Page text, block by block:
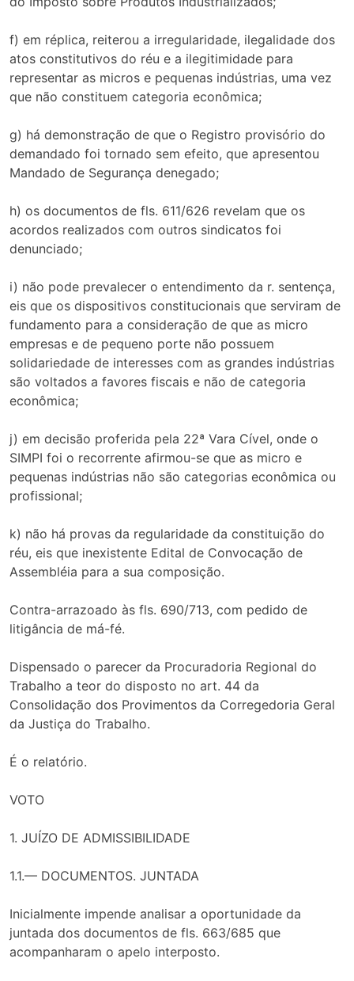
f) em réplica, reiterou a irregularidade, ilegalidade dos
atos constitutivos do réu e a ilegitimidade para
representar as micros e pequenas indústrias, uma vez
que não constituem categoria econômica;
g) há demonstração de que o Registro provisório do
demandado foi tornado sem efeito, que apresentou
Mandado de Segurança denegado;
h) os documentos de fls. 611/626 revelam que os
acordos realizados com outros sindicatos foi
denunciado;
i) não pode prevalecer o entendimento da r. sentença,
eis que os dispositivos constitucionais que serviram de
fundamento para a consideração de que as micro
empresas e de pequeno porte não possuem
solidariedade de interesses com as grandes indústrias
são voltados a favores fiscais e não de categoria
econômica;
j) em decisão proferida pela 22ª Vara Cível, onde o
SIMPI foi o recorrente afirmou-se que as micro e
pequenas indústrias não são categorias econômica ou
profissional;
k) não há provas da regularidade da constituição do
réu, eis que inexistente Edital de Convocação de
Assembléia para a sua composição.
Contra-arrazoado às fls. 690/713, com pedido de
litigância de má-fé.
Dispensado o parecer da Procuradoria Regional do
Trabalho a teor do disposto no art. 44 da
Consolidação dos Provimentos da Corregedoria Geral
da Justiça do Trabalho.
É o relatório.
VOTO
1. JUÍZO DE ADMISSIBILIDADE
1.1.— DOCUMENTOS. JUNTADA
Inicialmente impende analisar a oportunidade da
juntada dos documentos de fls. 663/685 que
acompanharam o apelo interposto.